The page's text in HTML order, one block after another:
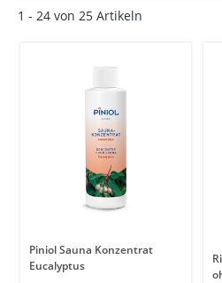
1 - 24 von 25 Artikeln
Piniol Sauna Konzentrat
Eucalyptus